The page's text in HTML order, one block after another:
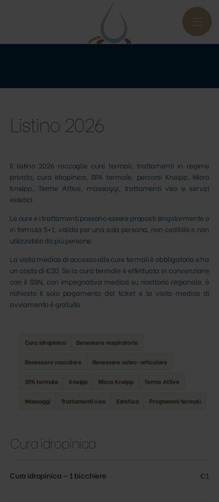
Listino 2026
Il listino 2026 raccoglie cure termali, trattamenti in regime
privato, cura idropinica, SPA termale, percorsi Kneipp, Micro
Kneipp, Terme Attive, massaggi, trattamenti viso e servizi
estetici.
Le cure e i trattamenti possono essere proposti singolarmente o
in formula 5+1, valida per una sola persona, non cedibile e non
utilizzabile da più persone.
La visita medica di accesso alle cure termali è obbligatoria e ha
un costo di €20. Se la cura termale è effettuata in convenzione
con il SSN, con impegnativa medica su ricettario regionale, è
richiesto il solo pagamento del ticket e la visita medica di
avviamento è gratuita.
Cura idropinica Benessere respiratorio
Benessere vascolare Benessere osteo-articolare
SPA termale Kneipp Micro Kneipp Terme Attive
Massaggi Trattamenti viso Estetica Programmi termali
Cura idropinica
Cura idropinica — 1 bicchiere €1